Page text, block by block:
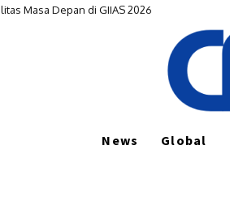
Masa Depan di GIIAS 2026
News Global